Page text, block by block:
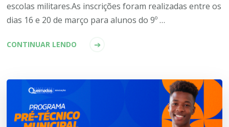
escolas militares.As inscrições foram realizadas entre os
dias 16 e 20 de março para alunos do 9º …
CONTINUAR LENDO